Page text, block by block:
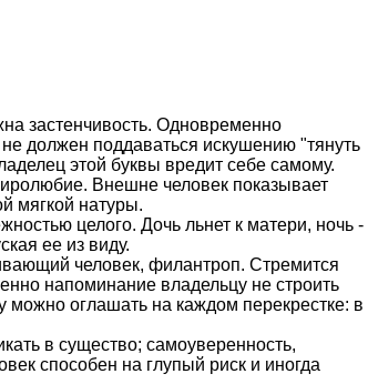
застенчивость. Одновременно
должен поддаваться искушению "тянуть
этой буквы вредит себе самому.
Внешне человек показывает
мягкой натуры.
целого. Дочь льнет к матери, ночь -
ее из виду.
человек, филантроп. Стремится
напоминание владельцу не строить
можно оглашать на каждом перекрестке: в
в существо; самоуверенность,
способен на глупый риск и иногда